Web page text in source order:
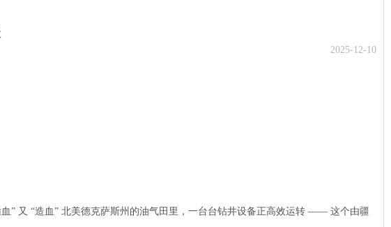
2025-12-10
” 又 “造血” 北美德克萨斯州的油气田里，一台台钻井设备正高效运转 —— 这个由疆